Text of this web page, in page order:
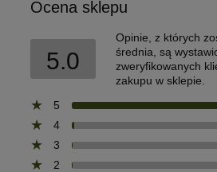
Ocena sklepu
5.0
Opinie, z których
średnia, są
zweryfikowanych
zakupu w sklepie.
5
4
3
2